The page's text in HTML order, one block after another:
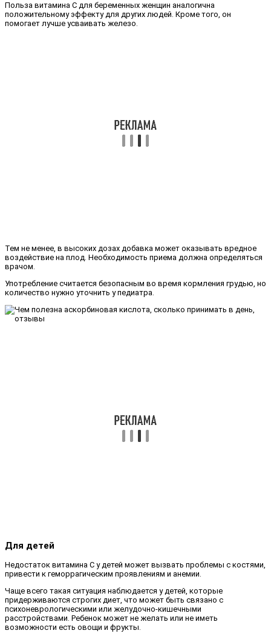
Польза витамина С для беременных женщин аналогична
положительному эффекту для других людей. Кроме того, он
помогает лучше усваивать железо.
Тем не менее, в высоких дозах добавка может оказывать вредное
воздействие на плод. Необходимость приема должна определяться
врачом.
Употребление считается безопасным во время кормления грудью, но
количество нужно уточнить у педиатра.
Для детей
Недостаток витамина C у детей может вызвать проблемы с костями,
привести к геморрагическим проявлениям и анемии.
Чаще всего такая ситуация наблюдается у детей, которые
придерживаются строгих диет, что может быть связано с
психоневрологическими или желудочно-кишечными
расстройствами. Ребенок может не желать или не иметь
возможности есть овощи и фрукты.